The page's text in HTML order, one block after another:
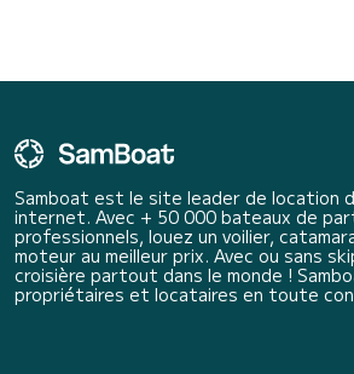
Samboat est le site leader de location
internet. Avec + 50 000 bateaux de
professionnels, louez un voilier,
moteur au meilleur prix. Avec ou sans
croisière partout dans le monde !
propriétaires et locataires en toute